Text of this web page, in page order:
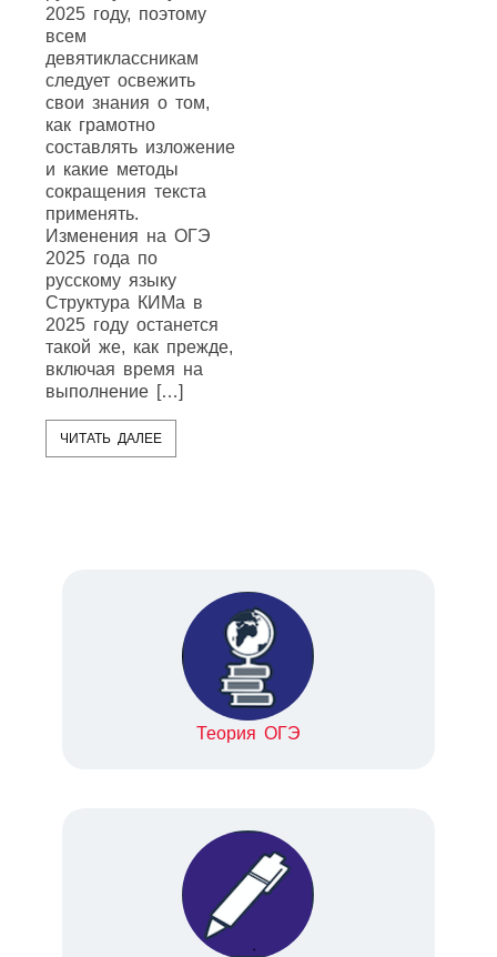
2025 году, поэтому
всем
девятиклассникам
следует освежить
свои знания о том,
как грамотно
составлять изложение
и какие методы
сокращения текста
применять.
Изменения на ОГЭ
2025 года по
русскому языку
Структура КИМа в
2025 году останется
такой же, как прежде,
включая время на
выполнение […]
ЧИТАТЬ ДАЛЕЕ
Теория ОГЭ